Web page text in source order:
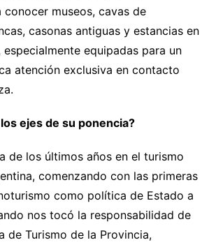
museos, cavas de
casonas antiguas y estancias en
especialmente equipadas para un
atención exclusiva en contacto
ejes de su ponencia?
de los últimos años en el turismo
comenzando con las primeras
como política de Estado a
nos tocó la responsabilidad de
de Turismo de la Provincia,